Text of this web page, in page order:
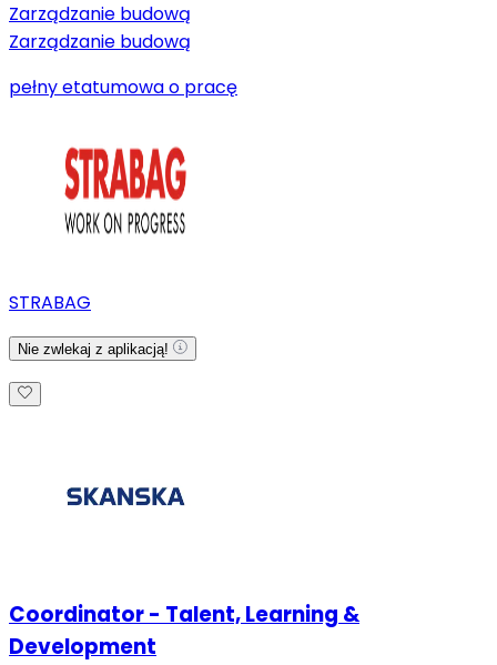
Zarządzanie budową
Zarządzanie budową
pełny etatumowa o pracę
STRABAG
Nie zwlekaj z aplikacją!
Coordinator - Talent, Learning &
Development